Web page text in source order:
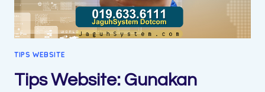
TIPS WEBSITE
Tips Website: Gunakan